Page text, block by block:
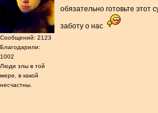
Сообщений: 2123
Благодарили:
1002
Люди злы в той
мере, в какой
несчастны.
обязательно готовьте
заботу о нас